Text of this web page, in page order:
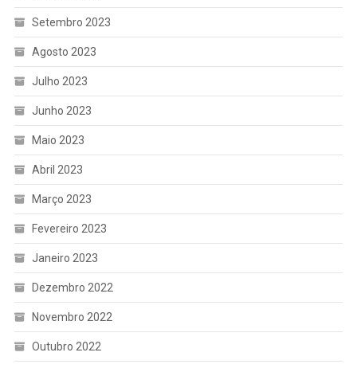
Setembro 2023
Agosto 2023
Julho 2023
Junho 2023
Maio 2023
Abril 2023
Março 2023
Fevereiro 2023
Janeiro 2023
Dezembro 2022
Novembro 2022
Outubro 2022